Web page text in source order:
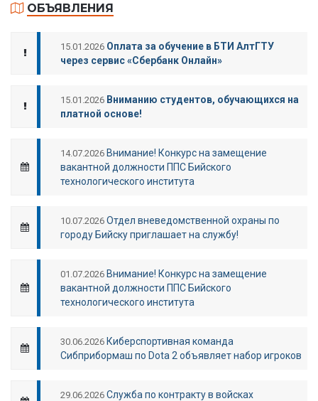
ОБЪЯВЛЕНИЯ
15.01.2026 Оплата за обучение в БТИ АлтГТУ
через сервис «Сбербанк Онлайн»
15.01.2026 Вниманию студентов, обучающихся на
платной основе!
14.07.2026 Внимание! Конкурс на замещение
вакантной должности ППС Бийского
технологического института
10.07.2026 Отдел вневедомственной охраны по
городу Бийску приглашает на службу!
01.07.2026 Внимание! Конкурс на замещение
вакантной должности ППС Бийского
технологического института
30.06.2026 Киберспортивная команда
Сибприбормаш по Dota 2 объявляет набор игроков
29.06.2026 Служба по контракту в войсках